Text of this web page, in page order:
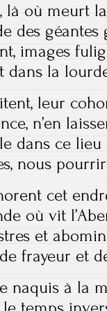
là où meurt
des géantes
images
dans la
leur
n’en
dans ce
nous
cet
où vit
et
frayeur et
naquis à la